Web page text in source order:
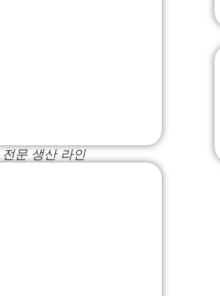
전문 생산 라인